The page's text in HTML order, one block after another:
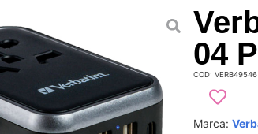
04
COD: VERB49546
Marca: